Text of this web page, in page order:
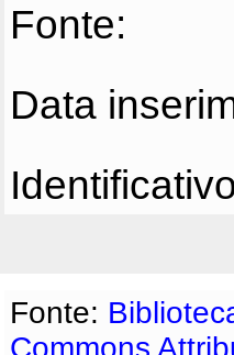
Fonte:
Data
Fonte:
Commons